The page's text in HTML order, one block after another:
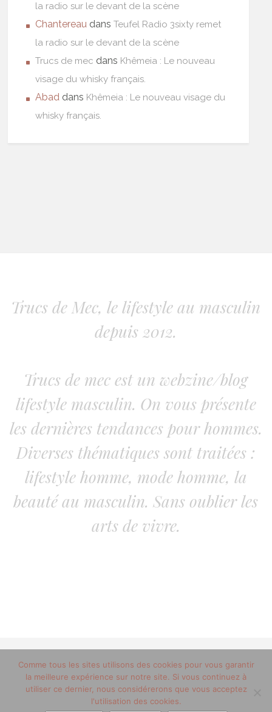
la radio sur le devant de la scène
Chantereau dansTeufel Radio 3sixty remet
la radio sur le devant de la scène
Trucs de mec dans Khêmeia : Le nouveau
visage du whisky français.
Abad dans Khêmeia : Le nouveau visage du
whisky français.
Trucs de Mec, le lifestyle au masculin
depuis 2012.
Trucs de mec est un webzine/blog
lifestyle masculin. On vous présente
les dernières tendances pour hommes.
Diverses thématiques sont traitées :
lifestyle homme, mode homme, la
beauté au masculin. Sans oublier les
arts de vivre.
© 2012-2020 copyright trucsdemec.fr - blog lifestyle
masculin/Tous droits réservés
Mentions Légales
Comme tous les sites utilisons des cookies pour vous garantir
la meilleure expérience sur notre site. Si vous continuez à
utiliser ce dernier, nous considérerons que vous acceptez
l'utilisation des cookies.